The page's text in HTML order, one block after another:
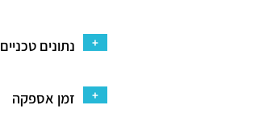
נתונים טכניים +
זמן אספקה +